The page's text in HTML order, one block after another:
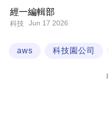
技
場
經一編輯部
科技 Jun 17 2026
aws 科技園公司